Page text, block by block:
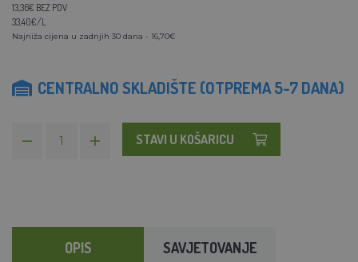
13,36€ BEZ PDV
33,40€/L
Najniža cijena u zadnjih 30 dana - 16,70€
CENTRALNO SKLADIŠTE (OTPREMA 5-7 DANA)
STAVI U KOŠARICU
OPIS SAVJETOVANJE